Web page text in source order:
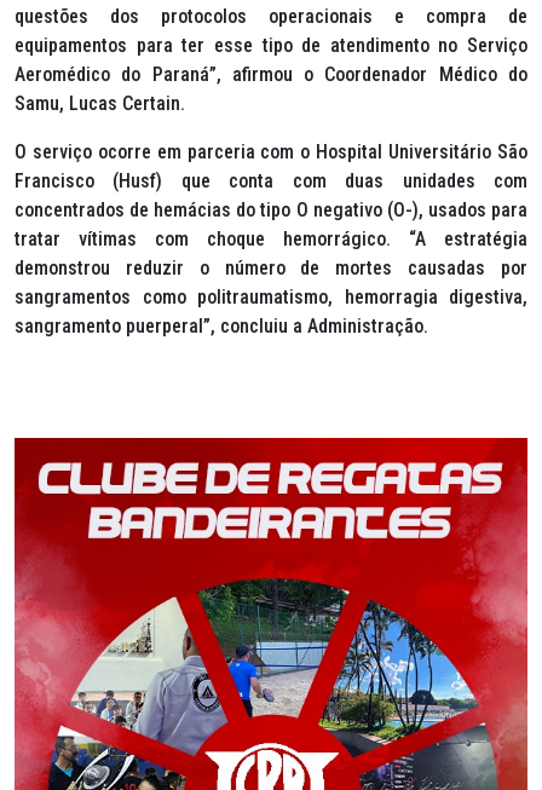
questões dos protocolos operacionais e compra de
equipamentos para ter esse tipo de atendimento no Serviço
Aeromédico do Paraná”, afirmou o Coordenador Médico do
Samu, Lucas Certain.
O serviço ocorre em parceria com o Hospital Universitário São
Francisco (Husf) que conta com duas unidades com
concentrados de hemácias do tipo O negativo (O-), usados para
tratar vítimas com choque hemorrágico. “A estratégia
demonstrou reduzir o número de mortes causadas por
sangramentos como politraumatismo, hemorragia digestiva,
sangramento puerperal”, concluiu a Administração.